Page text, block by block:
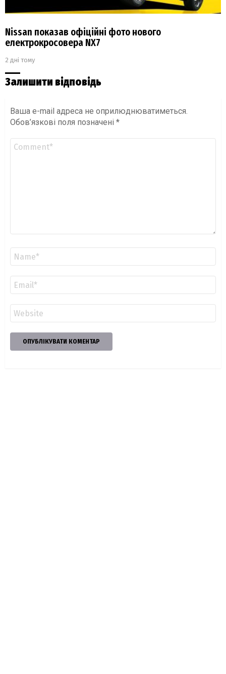
Nissan показав офіційні фото нового
електрокросовера NX7
2 дні тому
Залишити відповідь
Ваша e-mail адреса не оприлюднюватиметься.
Обов’язкові поля позначені *
Коментар